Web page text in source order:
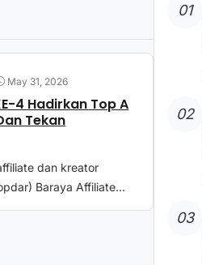
May 31, 2026
4 Hadirkan Top A
Tekan
dan kreator
Baraya Affiliate...
01
02
03